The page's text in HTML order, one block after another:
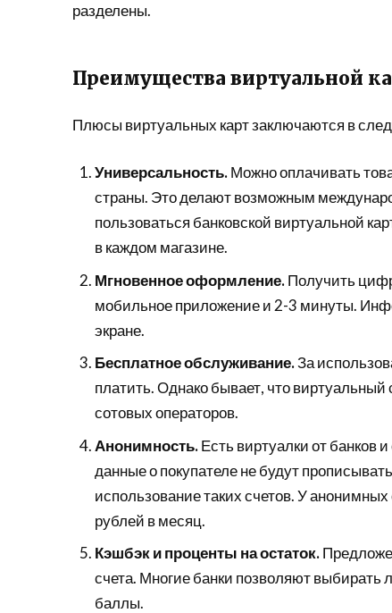
разделены.
Преимущества виртуальной
Плюсы виртуальных карт заключаются в
Универсальность.Можно оплачивать
страны. Это делают возможным
пользоваться банковской виртуальной
в каждом магазине.
Мгновенное оформление.Получить
мобильное приложение и 2-3 минуты.
экране.
Бесплатное обслуживание.За
платить. Однако бывает, что виртуальный
сотовых операторов.
Анонимность.Есть виртуалки от банков
данные о покупателе не будут
использование таких счетов. У
рублей в месяц.
Кэшбэк и проценты на остаток.
счета. Многие банки позволяют
баллы.